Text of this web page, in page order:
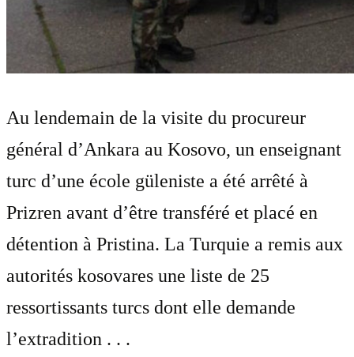
Au lendemain de la visite du procureur
général d’Ankara au Kosovo, un enseignant
turc d’une école güleniste a été arrêté à
Prizren avant d’être transféré et placé en
détention à Pristina. La Turquie a remis aux
autorités kosovares une liste de 25
ressortissants turcs dont elle demande
l’extradition . . .